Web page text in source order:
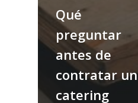
Qué
preguntar
antes de
contratar un
catering